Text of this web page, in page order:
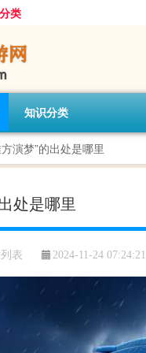
类
知识分类
演梦”的出处是哪里
处是哪里
表 2024-11-24 07:24:21